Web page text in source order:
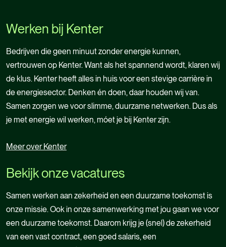
Werken bij Kenter
Bedrijven die geen minuut zonder energie kunnen,
vertrouwen op Kenter. Want als het spannend wordt, klaren wij
de klus. Kenter heeft alles in huis voor een stevige carrière in
de energiesector. Denken én doen, daar houden wij van.
Samen zorgen we voor slimme, duurzame netwerken. Dus als
je met energie wil werken, móet je bij Kenter zijn.
Meer over Kenter
Meer over Kenter
Bekijk onze vacatures
Samen werken aan zekerheid en een duurzame toekomst is
onze missie. Ook in onze samenwerking met jou gaan we voor
een duurzame toekomst. Daarom krijg je (snel) de zekerheid
van een vast contract, een goed salaris, een